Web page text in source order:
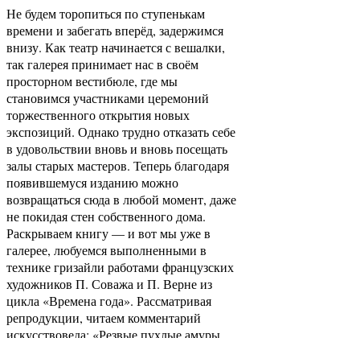
Не будем торопиться по ступенькам
времени и забегать вперёд, задержимся
внизу. Как театр начинается с вешалки,
так галерея принимает нас в своём
просторном вестибюле, где мы
становимся участниками церемоний
торжественного открытия новых
экспозиций. Однако трудно отказать себе
в удовольствии вновь и вновь посещать
залы старых мастеров. Теперь благодаря
появившемуся изданию можно
возвращаться сюда в любой момент, даже
не покидая стен собственного дома.
Раскрываем книгу — и вот мы уже в
галерее, любуемся выполненными в
технике гризайли работами французских
художников П. Соважа и П. Верне из
цикла «Времена года». Рассматривая
репродукции, читаем комментарий
искусствоведа: «Резвые пухлые амуры